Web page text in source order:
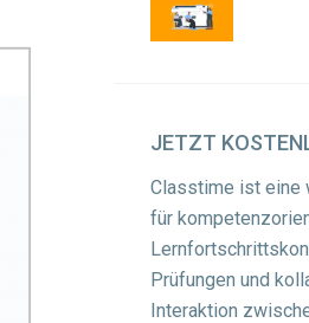
JETZT
Classtime ist eine
für
Prüfungen und
Interaktion